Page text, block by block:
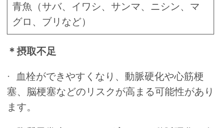
青魚（サバ、イワシ、サンマ、ニシン、マ
グロ、ブリなど）
＊摂取不足
· 血栓ができやすくなり、動脈硬化や心筋梗
塞、脳梗塞などのリスクが高まる可能性があり
ます。